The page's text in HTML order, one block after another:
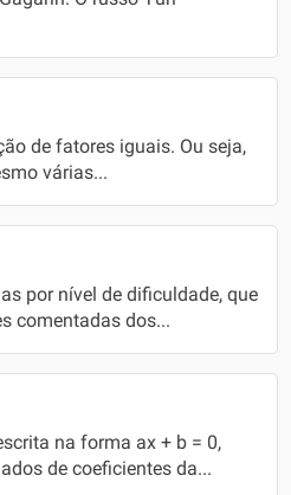
de fatores iguais. Ou seja,
várias...
por nível de dificuldade, que
comentadas dos...
na forma ax + b = 0,
de coeficientes da...